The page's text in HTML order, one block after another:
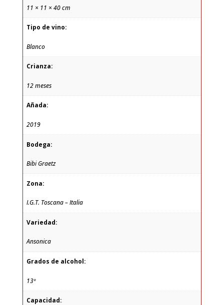
11 × 11 × 40 cm
Tipo de vino:
Blanco
Crianza:
12 meses
Añada:
2019
Bodega:
Bibi Graetz
Zona:
I.G.T. Toscana – Italia
Variedad:
Ansonica
Grados de alcohol:
13º
Capacidad: